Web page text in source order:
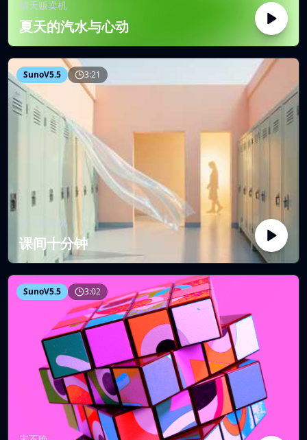
晴天贩卖机
夏天的汽水与心动
SunoV5.5 3:21
晴天贩卖机
课间十分钟
SunoV5.5 3:02